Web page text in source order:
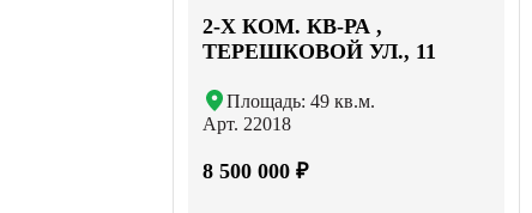
2-X КОМ. КВ-РА ,
ТЕРЕШКОВОЙ УЛ., 11
Площадь: 49 кв.м.
Арт. 22018
8 500 000 ₽